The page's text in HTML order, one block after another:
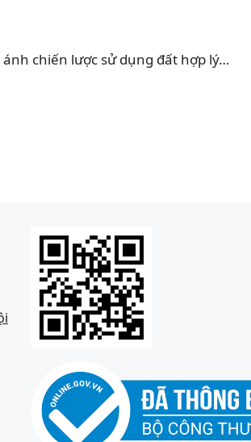
chiến lược sử dụng đất hợp lý…